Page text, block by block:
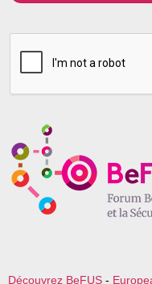
l
e
h
Découvrez BeFUS -